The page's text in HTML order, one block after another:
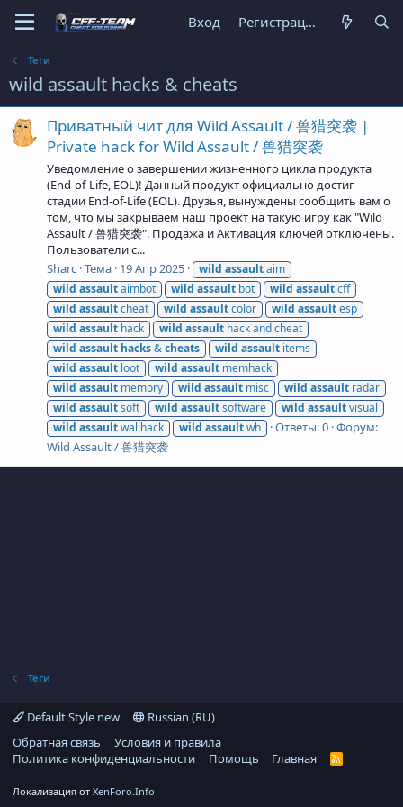
Вход Регистрация
Теги
wild assault hacks & cheats
Приватный чит для Wild Assault / 兽猎突袭 |
Private hack for Wild Assault / 兽猎突袭
Уведомление о завершении жизненного цикла продукта
(End-of-Life, EOL)! Данный продукт официально достиг
стадии End-of-Life (EOL). Друзья, вынуждены сообщить вам о
том, что мы закрываем наш проект на такую игру как "Wild
Assault / 兽猎突袭". Продажа и Активация ключей отключены.
Пользователи с...
Sharc Тема 19 Апр 2025 wild assaultaim
wild assaultaimbot wild assault bot wild assaultcff
wild assaultcheat wild assaultcolor wild assaultesp
wild assault hack wild assault hack and cheat
wild assault hacks&cheats wild assault items
wild assault loot wild assault memhack
wild assault memory wild assault misc wild assault radar
wild assaultsoft wild assaultsoftware wild assaultvisual
wild assaultwallhack wild assaultwh Ответы: 0 Форум:
Wild Assault / 兽猎突袭
Теги
Default Style new
Russian (RU)
Обратная связь
Условия и правила
Политика конфиденциальности
Помощь Главная
R
Локализация от XenForo.Info